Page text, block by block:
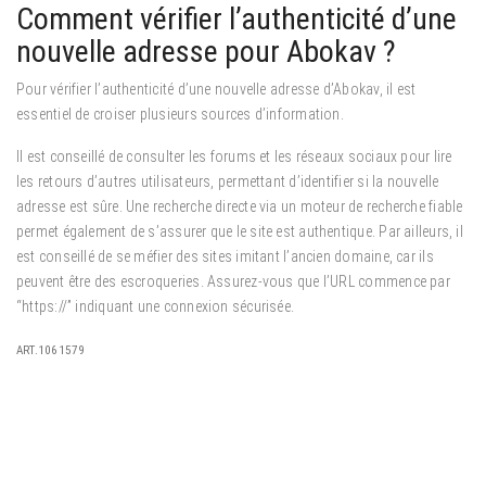
Comment vérifier l’authenticité d’une
nouvelle adresse pour Abokav ?
Pour vérifier l’authenticité d’une nouvelle adresse d’Abokav, il est
essentiel de croiser plusieurs sources d’information.
Il est conseillé de consulter les forums et les réseaux sociaux pour lire
les retours d’autres utilisateurs, permettant d’identifier si la nouvelle
adresse est sûre. Une recherche directe via un moteur de recherche fiable
permet également de s’assurer que le site est authentique. Par ailleurs, il
est conseillé de se méfier des sites imitant l’ancien domaine, car ils
peuvent être des escroqueries. Assurez-vous que l’URL commence par
“https://” indiquant une connexion sécurisée.
ART.1061579